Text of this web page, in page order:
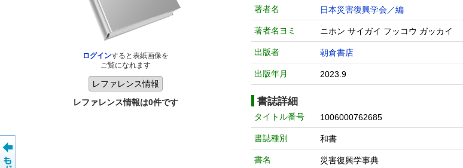
ログインすると表紙画像を
ご覧になれます
レファレンス情報は0件です
著者名 日本災害復興学会／編
著者名ヨミ ニホン サイガイ フッコウ ガッカイ
出版者 朝倉書店
出版年月 2023.9
書誌詳細
タイトル番号 1006000762685
書誌種別 和書
書名 災害復興学事典